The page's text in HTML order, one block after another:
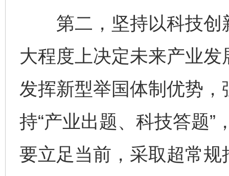
第二，坚持以科技创
大程度上决定未来产业
发挥新型举国体制优势
持“产业出题、科技答题”
要立足当前，采取超常